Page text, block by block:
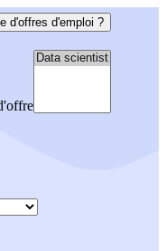
d'offres d'emploi ?